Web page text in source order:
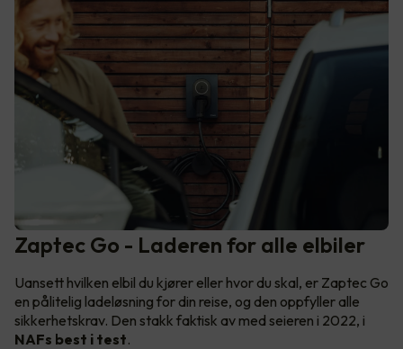
Zaptec Go - Laderen for alle elbiler
Uansett hvilken elbil du kjører eller hvor du skal, er Zaptec Go
en pålitelig ladeløsning for din reise, og den oppfyller alle
sikkerhetskrav. Den stakk faktisk av med seieren i 2022, i
NAFs best i test.